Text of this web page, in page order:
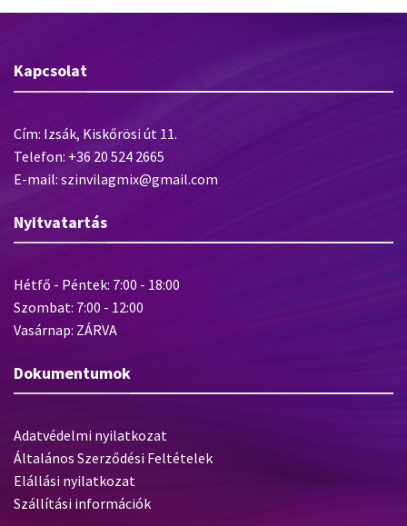
Kapcsolat
Cím: Izsák, Kiskőrösi út 11.
Telefon: +36 20 524 2665
E-mail: szinvilagmix@gmail.com
Nyitvatartás
Hétfő - Péntek: 7:00 - 18:00
Szombat: 7:00 - 12:00
Vasárnap: ZÁRVA
Dokumentumok
Adatvédelmi nyilatkozat
Általános Szerződési Feltételek
Elállási nyilatkozat
Szállítási információk